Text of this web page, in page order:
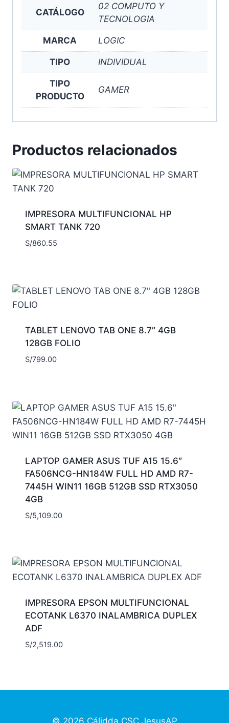
CATÁLOGO
02 COMPUTO Y
TECNOLOGIA
MARCA LOGIC
TIPO INDIVIDUAL
TIPO
PRODUCTO
GAMER
Productos relacionados
IMPRESORA MULTIFUNCIONAL HP
SMART TANK 720
S/860.55
TABLET LENOVO TAB ONE 8.7″ 4GB
128GB FOLIO
S/799.00
LAPTOP GAMER ASUS TUF A15 15.6″
FA506NCG-HN184W FULL HD AMD R7-
7445H WIN11 16GB 512GB SSD RTX3050
4GB
S/5,109.00
IMPRESORA EPSON MULTIFUNCIONAL
ECOTANK L6370 INALAMBRICA DUPLEX
ADF
S/2,519.00